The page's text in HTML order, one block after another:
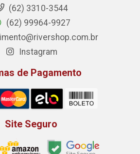
(62) 3310-3544
(62) 99964-9927
Instagram
de Pagamento
Site Seguro